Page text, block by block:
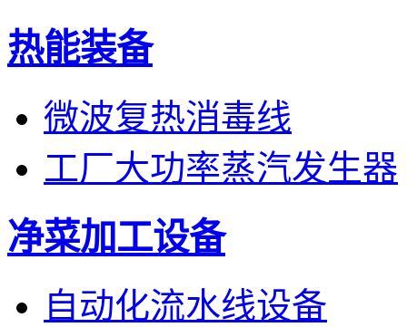
热能装备
微波复热消毒线
工厂大功率蒸汽发生器
净菜加工设备
自动化流水线设备